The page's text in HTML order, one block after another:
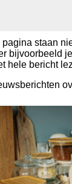
pagina staan
bijvoorbeeld
hele bericht